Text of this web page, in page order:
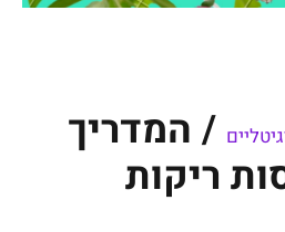
/ המדריך
ריקות